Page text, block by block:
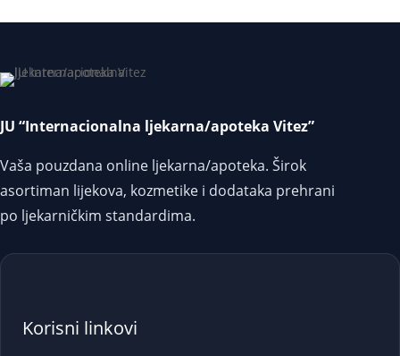
JU “Internacionalna ljekarna/apoteka Vitez”
Vaša pouzdana online ljekarna/apoteka. Širok
asortiman lijekova, kozmetike i dodataka prehrani
po ljekarničkim standardima.
Korisni linkovi